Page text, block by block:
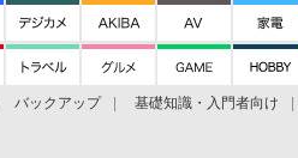
バックアップ 基礎知識・入門者向け